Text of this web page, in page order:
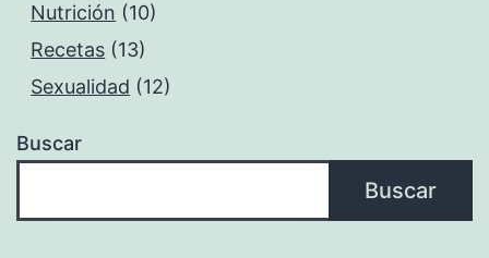
Nutrición (10)
Recetas (13)
Sexualidad (12)
Buscar
Buscar